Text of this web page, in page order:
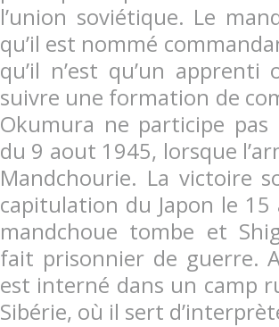
l’union soviétique. Le
qu’il est nommé
qu’il n’est qu’un
suivre une formation de
Okumura ne participe
du 9 aout 1945, lorsque
Mandchourie. La victoire
capitulation du Japon le
mandchoue tombe et
fait prisonnier de guerre.
est interné dans un camp
Sibérie, où il sert